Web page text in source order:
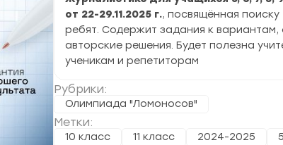
от 22-29.11.2025 г., посвящённая поиску
ребят. Содержит задания к вариантам,
авторские решения. Будет полезна
ученикам и репетиторам
Рубрики:
Олимпиада "Ломоносов"
Метки:
10 класс 11 класс 2024-2025